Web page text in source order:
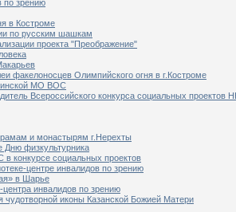
по зрению
в Костроме
по русским шашкам
проекта "Преображение"
факелоносцев Олимпийского огня в г.Костроме
МО ВОС
Всероссийского конкурса социальных проектов
и монастырям г.Нерехты
физкультурника
конкурсе социальных проектов
центре инвалидов по зрению
в Шарье
центра инвалидов по зрению
чудотворной иконы Казанской Божией Матери